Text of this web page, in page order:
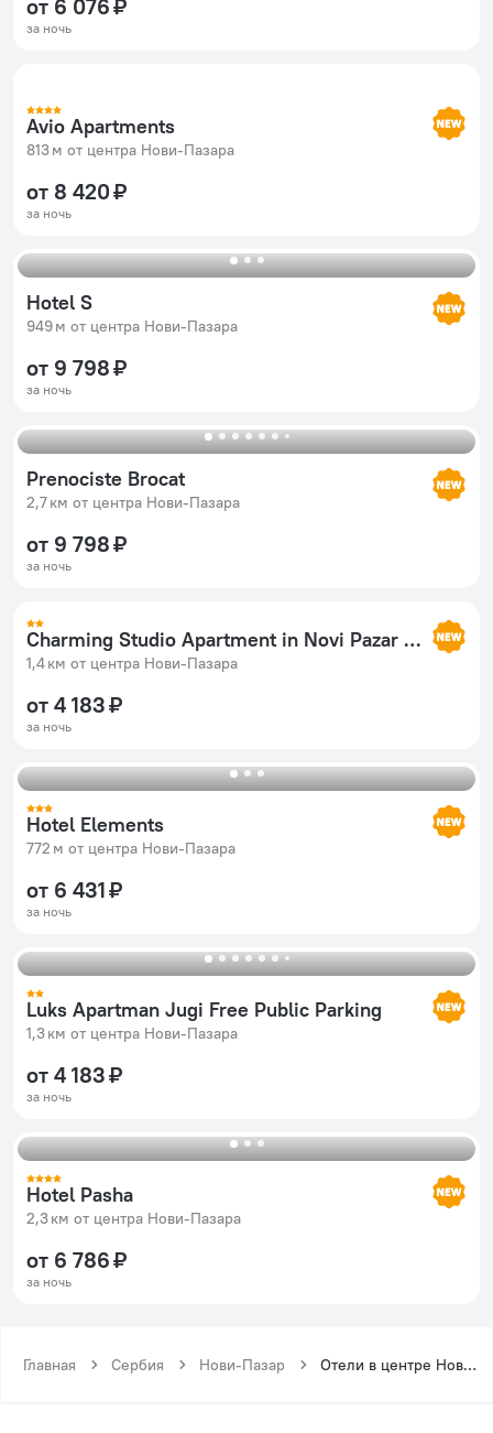
от 6 076 ₽
за ночь
Avio Apartments
813 м от центра Нови-Пазара
от 8 420 ₽
за ночь
Hotel S
949 м от центра Нови-Пазара
от 9 798 ₽
за ночь
Prenociste Brocat
2,7 км от центра Нови-Пазара
от 9 798 ₽
за ночь
Charming Studio Apartment in Novi Pazar With City & Mountain Views
1,4 км от центра Нови-Пазара
от 4 183 ₽
за ночь
Hotel Elements
772 м от центра Нови-Пазара
от 6 431 ₽
за ночь
Luks Apartman Jugi Free Public Parking
1,3 км от центра Нови-Пазара
от 4 183 ₽
за ночь
Hotel Pasha
2,3 км от центра Нови-Пазара
от 6 786 ₽
за ночь
Главная Сербия Нови-Пазар Отели в центре Нови-Пазара